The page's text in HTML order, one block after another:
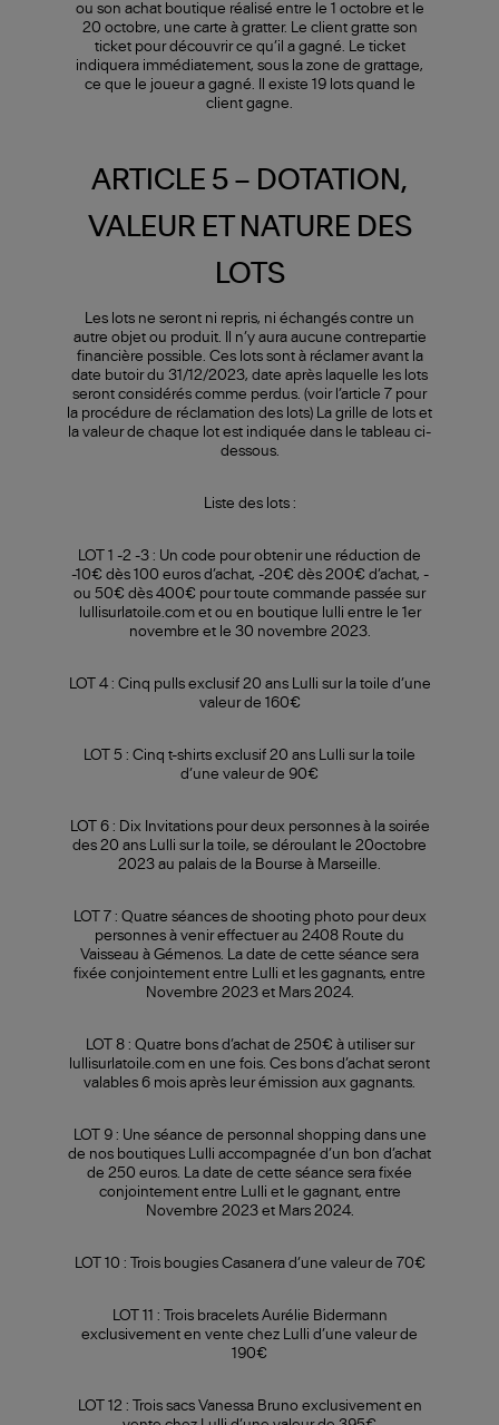
ou son achat boutique réalisé entre le 1 octobre et le
20 octobre, une carte à gratter. Le client gratte son
ticket pour découvrir ce qu’il a gagné. Le ticket
indiquera immédiatement, sous la zone de grattage,
ce que le joueur a gagné. Il existe 19 lots quand le
client gagne.
ARTICLE 5 – DOTATION,
VALEUR ET NATURE DES
LOTS
Les lots ne seront ni repris, ni échangés contre un
autre objet ou produit. Il n’y aura aucune contrepartie
financière possible. Ces lots sont à réclamer avant la
date butoir du 31/12/2023, date après laquelle les lots
seront considérés comme perdus. (voir l’article 7 pour
la procédure de réclamation des lots) La grille de lots et
la valeur de chaque lot est indiquée dans le tableau ci-
dessous.
Liste des lots :
LOT 1 -2 -3 : Un code pour obtenir une réduction de
-10€ dès 100 euros d’achat, -20€ dès 200€ d’achat, -
ou 50€ dès 400€ pour toute commande passée sur
lullisurlatoile.com et ou en boutique lulli entre le 1er
novembre et le 30 novembre 2023.
LOT 4 : Cinq pulls exclusif 20 ans Lulli sur la toile d’une
valeur de 160€
LOT 5 : Cinq t-shirts exclusif 20 ans Lulli sur la toile
d’une valeur de 90€
LOT 6 : Dix Invitations pour deux personnes à la soirée
des 20 ans Lulli sur la toile, se déroulant le 20octobre
2023 au palais de la Bourse à Marseille.
LOT 7 : Quatre séances de shooting photo pour deux
personnes à venir effectuer au 2408 Route du
Vaisseau à Gémenos. La date de cette séance sera
fixée conjointement entre Lulli et les gagnants, entre
Novembre 2023 et Mars 2024.
LOT 8 : Quatre bons d’achat de 250€ à utiliser sur
lullisurlatoile.com en une fois. Ces bons d’achat seront
valables 6 mois après leur émission aux gagnants.
LOT 9 : Une séance de personnal shopping dans une
de nos boutiques Lulli accompagnée d’un bon d’achat
de 250 euros. La date de cette séance sera fixée
conjointement entre Lulli et le gagnant, entre
Novembre 2023 et Mars 2024.
LOT 10 : Trois bougies Casanera d’une valeur de 70€
LOT 11 : Trois bracelets Aurélie Bidermann
exclusivement en vente chez Lulli d’une valeur de
190€
LOT 12 : Trois sacs Vanessa Bruno exclusivement en